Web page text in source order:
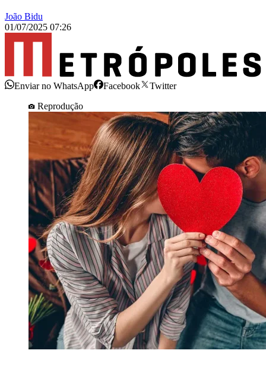
João Bidu
01/07/2025 07:26
Enviar no WhatsApp Facebook
Twitter
Reprodução